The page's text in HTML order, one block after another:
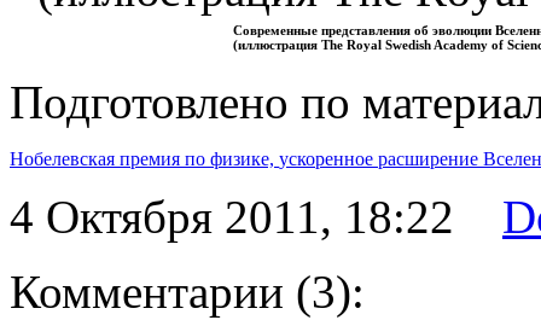
Современные представления об эволюции
(иллюстрация The Royal Swedish Academy of
Подготовлено по
Нобелевская премия по физике, ускоренное расширение
4 Октября 2011, 18:22
Комментарии (3):